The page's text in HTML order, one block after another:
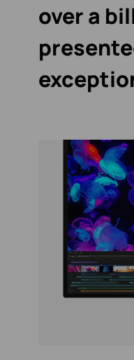
over a